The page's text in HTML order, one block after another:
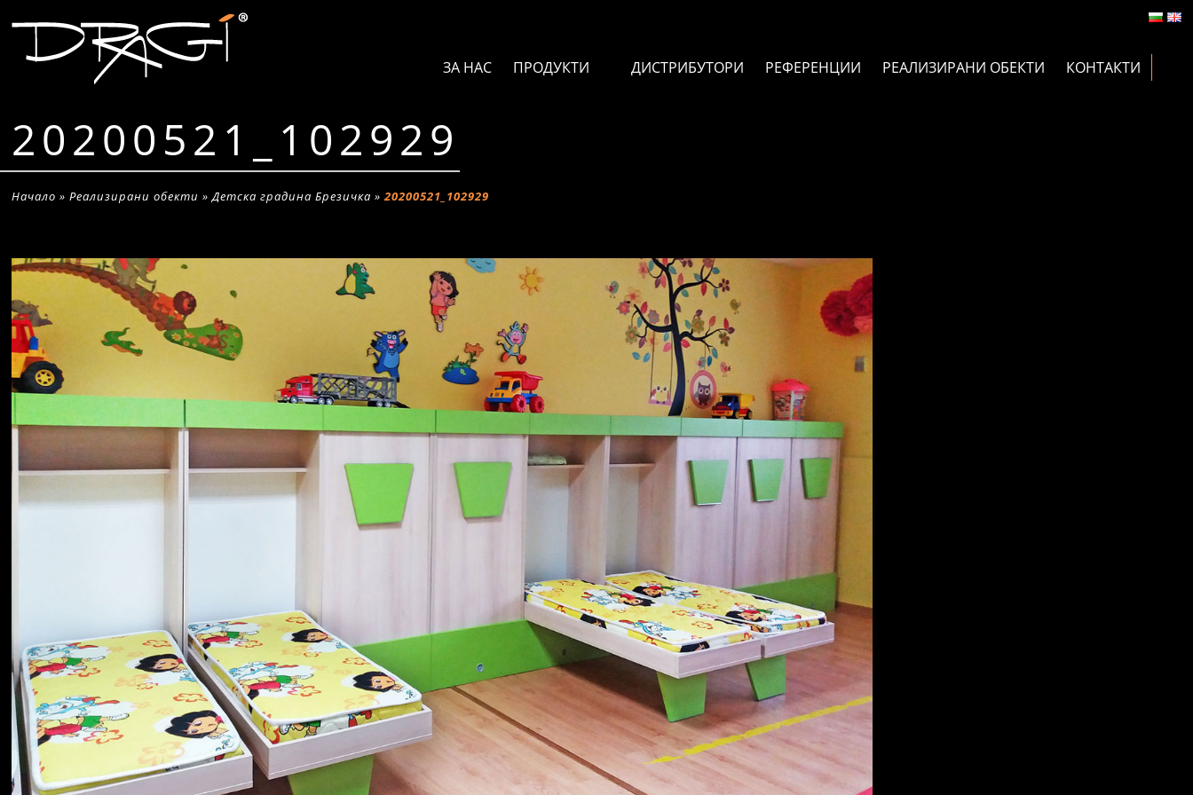
ЗА НАС ПРОДУКТИ ДИСТРИБУТОРИ РЕФЕРЕНЦИИ РЕАЛИЗИРАНИ ОБЕКТИ КОНТАКТИ
20200521_102929
Начало »Реализирани обекти »Детска градина Брезичка »20200521_102929